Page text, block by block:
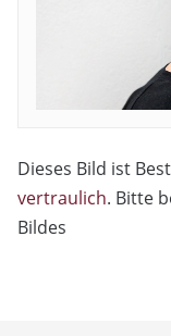
Dieses Bild ist
vertraulich. Bitte
Bildes